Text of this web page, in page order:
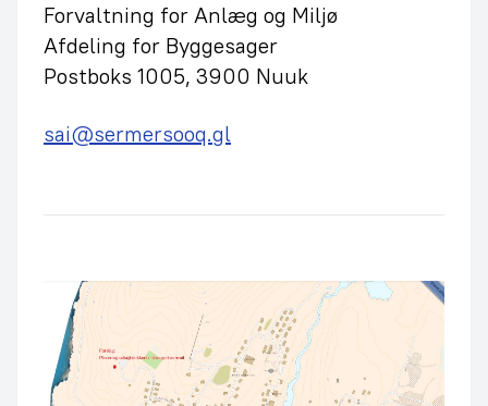
Forvaltning for Anlæg og Miljø
Afdeling for Byggesager
Postboks 1005, 3900 Nuuk
sai@sermersooq.gl